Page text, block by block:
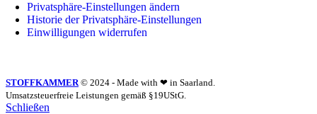
Privatsphäre-Einstellungen ändern
Historie der Privatsphäre-Einstellungen
Einwilligungen widerrufen
STOFFKAMMER© 2024 - Made with ❤ in Saarland.
Umsatzsteuerfreie Leistungen gemäß §19UStG.
Schließen